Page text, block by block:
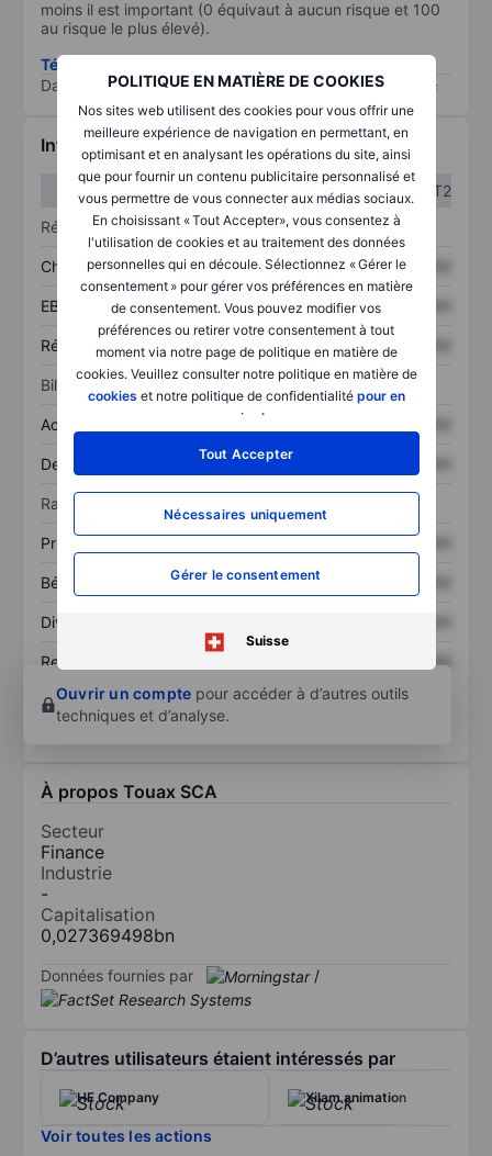
POLITIQUE EN MATIÈRE DE COOKIES
Nos sites web utilisent des cookies pour vous offrir une
meilleure expérience de navigation en permettant, en
optimisant et en analysant les opérations du site, ainsi
que pour fournir un contenu publicitaire personnalisé et
vous permettre de vous connecter aux médias sociaux.
En choisissant « Tout Accepter», vous consentez à
l'utilisation de cookies et au traitement des données
personnelles qui en découle. Sélectionnez « Gérer le
consentement » pour gérer vos préférences en matière
de consentement. Vous pouvez modifier vos
préférences ou retirer votre consentement à tout
moment via notre page de politique en matière de
cookies. Veuillez consulter notre politique en matière de
cookies et notre politique de confidentialité pour en
savoir plus
Tout Accepter
Nécessaires uniquement
Gérer le consentement
Suisse
moins il est important (0 équivaut à aucun risque et 100
au risque le plus élevé).
Télécharger la méthodologie ESG (en anglais)
Data provided by
/
Informations financières
T1
T2
Résultats
Chiffre d’affaires XXXXXXX XXXXXXX
EBITDA XXXXXXX
Résultat net XXXXXXX XXXXXXX
Bilan
Actifs totaux
Dette totale XXXXXXX
Ratios
Prix / ventes
Bénéfice par action XXXXXXX
Dividende par action
Rendement des
XXXXXXX
Ouvrir un compte pour accéder à d’autres outils
techniques et d’analyse.
À propos Touax SCA
Secteur
Finance
Industrie
-
Capitalisation
0,027369498bn
Données fournies par /
D’autres utilisateurs étaient intéressés par
HF Company Xilam animation
Voir toutes les actions